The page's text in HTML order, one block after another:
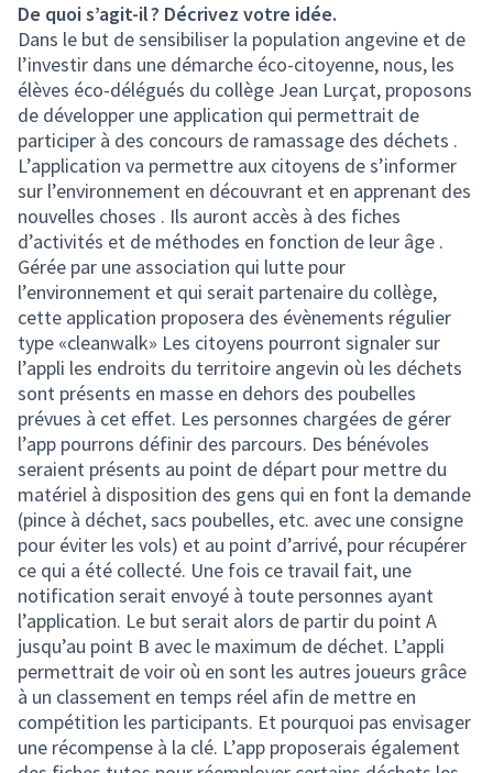
De quoi s’agit-il ? Décrivez votre idée.
Dans le but de sensibiliser la population angevine et de
l’investir dans une démarche éco-citoyenne, nous, les
élèves éco-délégués du collège Jean Lurçat, proposons
de développer une application qui permettrait de
participer à des concours de ramassage des déchets .
L’application va permettre aux citoyens de s’informer
sur l’environnement en découvrant et en apprenant des
nouvelles choses . Ils auront accès à des fiches
d’activités et de méthodes en fonction de leur âge .
Gérée par une association qui lutte pour
l’environnement et qui serait partenaire du collège,
cette application proposera des évènements régulier
type «cleanwalk» Les citoyens pourront signaler sur
l’appli les endroits du territoire angevin où les déchets
sont présents en masse en dehors des poubelles
prévues à cet effet. Les personnes chargées de gérer
l’app pourrons définir des parcours. Des bénévoles
seraient présents au point de départ pour mettre du
matériel à disposition des gens qui en font la demande
(pince à déchet, sacs poubelles, etc. avec une consigne
pour éviter les vols) et au point d’arrivé, pour récupérer
ce qui a été collecté. Une fois ce travail fait, une
notification serait envoyé à toute personnes ayant
l’application. Le but serait alors de partir du point A
jusqu’au point B avec le maximum de déchet. L’appli
permettrait de voir où en sont les autres joueurs grâce
à un classement en temps réel afin de mettre en
compétition les participants. Et pourquoi pas envisager
une récompense à la clé. L’app proposerais également